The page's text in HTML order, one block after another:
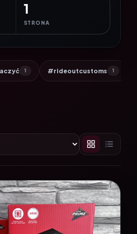
1
STRONA
1 #rideoutcustoms 1